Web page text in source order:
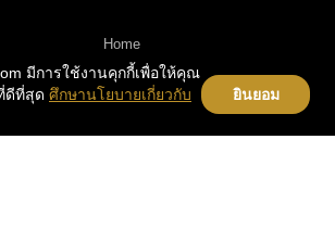
Home
Instragram
Contact
E-Letter
มีการใช้งานคุกกี้เพื่อให้คุณ
ดีที่สุด ศึกษานโยบายเกี่ยวกับ
ยินยอม